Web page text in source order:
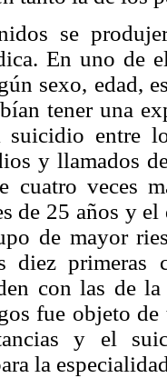
se
En uno de
sexo, edad,
tener una
entre
y llamados
cuatro veces
de 25 años y
de mayor
diez primeras
con las de
fue objeto
y el
la